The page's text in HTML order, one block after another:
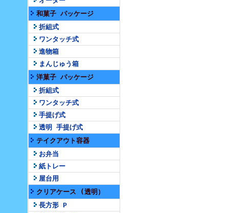
和菓子 パッケージ
折組式
ワンタッチ式
進物箱
まんじゅう箱
洋菓子 パッケージ
折組式
ワンタッチ式
手提げ式
透明 手提げ式
テイクアウト容器
お弁当
紙トレー
屋台用
クリアケース (透明）
長方形 P